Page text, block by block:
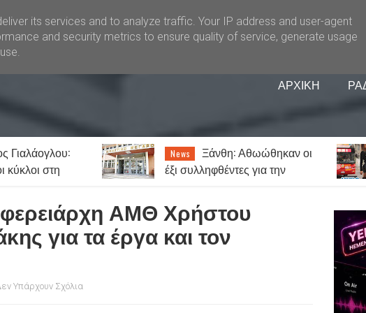
ΑΡΧΙΚΗ
οι
για την
Lifestyle
Απιστία: Πόσο συχνά
συμβαίνει και ποιοι το
ΑΜΘ Χρήστου
για τα έργα και τον
Υπάρχουν Σχόλια
its services and to analyze traffic. Your IP address and user-agent
and security metrics to ensure quality of service, generate usage